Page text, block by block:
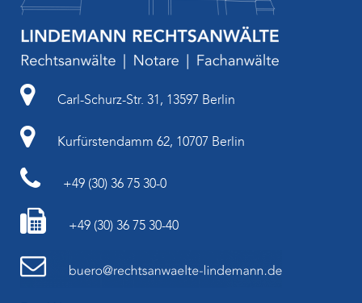
Carl-Schurz-Str. 31, 13597 Berlin
Kurfürstendamm 62, 10707 Berlin
+49 (30) 36 75 30-0
+49 (30) 36 75 30-40